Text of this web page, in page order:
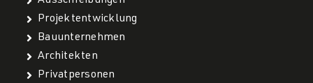
Projektentwicklung
Bauunternehmen
Architekten
Privatpersonen